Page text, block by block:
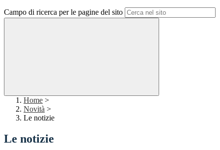
Campo di ricerca per le pagine del sito
Home >
Novità >
Le notizie
Le notizie